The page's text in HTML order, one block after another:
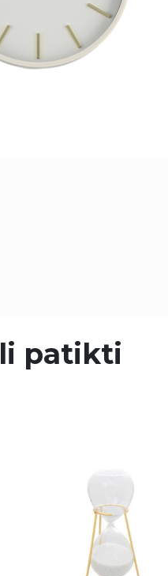
patikti